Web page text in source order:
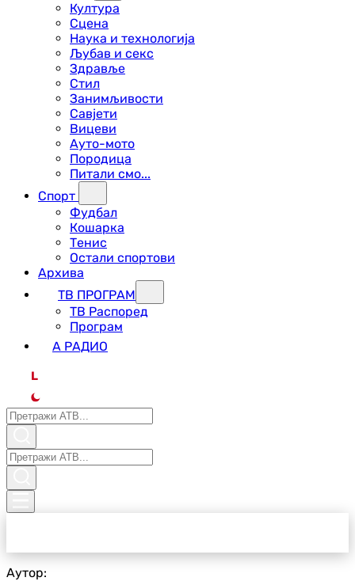
Култура
Сцена
Наука и технологија
Љубав и секс
Здравље
Стил
Занимљивости
Савјети
Вицеви
Ауто-мото
Породица
Питали смо...
Спорт
Фудбал
Кошарка
Тенис
Остали спортови
Архива
ТВ ПРОГРАМ
ТВ Распоред
Програм
А РАДИО
L
Аутор: